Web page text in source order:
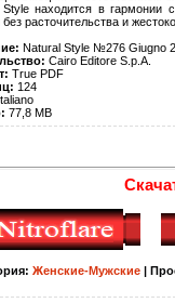
Style находится в
расточительства и
Natural Style №276 Giugno
Cairo Editore S.p.A.
True PDF
124
77,8 MB
: Женские-Мужские